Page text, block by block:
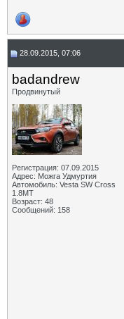
28.09.2015, 07:06
badandrew
Продвинутый
Регистрация: 07.09.2015
Адрес: Можга Удмуртия
Автомобиль: Vesta SW Cross
1.8МТ
Возраст: 48
Сообщений: 158